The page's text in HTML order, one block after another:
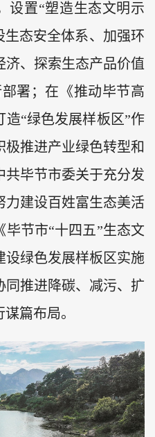
设置“塑造生态文明示
生态安全体系、加强环
、探索生态产品价值
署；在《推动毕节高
“绿色发展样板区”作
推进产业绿色转型和
共毕节市委关于充分发
力建设百姓富生态美活
节市“十四五”生态文
设绿色发展样板区实施
同推进降碳、减污、扩
篇布局。